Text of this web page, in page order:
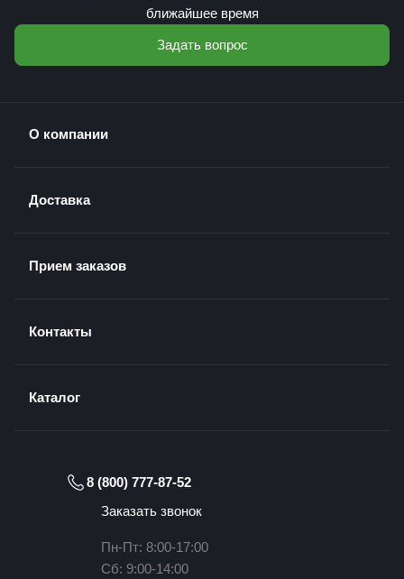
ближайшее время
Задать вопрос
О компании
Доставка
Прием заказов
Контакты
Каталог
8 (800) 777-87-52
Заказать звонок
Пн-Пт: 8:00-17:00
Сб: 9:00-14:00